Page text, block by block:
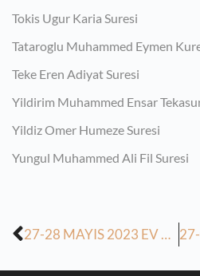
Tokis Ugur Karia Suresi
Tataroglu Muhammed Eymen
Teke Eren Adiyat Suresi
Yildirim Muhammed Ensar
Yildiz Omer Humeze Suresi
Yungul Muhammed Ali Fil Suresi
27-28 MAYIS 2023 EV ÖDEVİ (S.Çelik)